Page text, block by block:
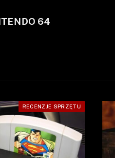
64
RECENZJE SPRZĘTU